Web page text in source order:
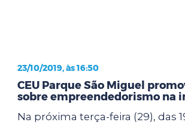
23/10/2019, às 16:50
CEU Parque São Miguel
sobre empreendedorismo na
Na próxima terça-feira (29), das